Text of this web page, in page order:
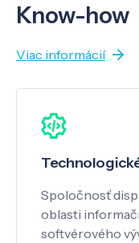
Know-how
Viac informácií
Spoločnosť
oblasti
softvérového